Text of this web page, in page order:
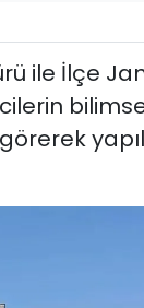
ile İlçe